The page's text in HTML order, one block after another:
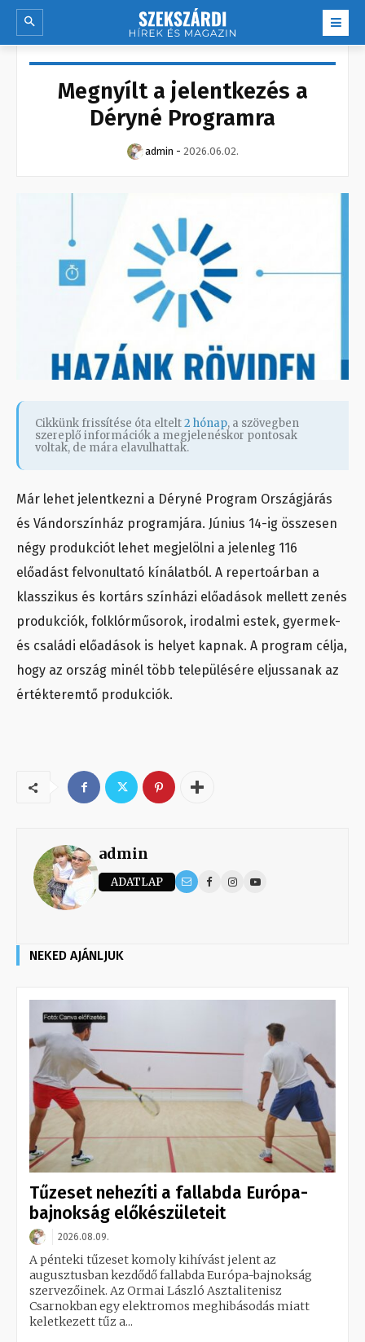
Megnyílt a jelentkezés a
Déryné Programra
admin - 2026.06.02.
Cikkünk frissítése óta eltelt2 hónap, a szövegben
szereplő információk a megjelenéskor pontosak
voltak, de mára elavulhattak.
Már lehet jelentkezni a Déryné Program Országjárás
és Vándorszínház programjára. Június 14-ig összesen
négy produkciót lehet megjelölni a jelenleg 116
előadást felvonultató kínálatból. A repertoárban a
klasszikus és kortárs színházi előadások mellett zenés
produkciók, folklórműsorok, irodalmi estek, gyermek-
és családi előadások is helyet kapnak. A program célja,
hogy az ország minél több településére eljussanak az
értékteremtő produkciók.
admin
ADATLAP
NEKED AJÁNLJUK
Tűzeset nehezíti a fallabda Európa-
bajnokság előkészületeit
2026.08.09.
A pénteki tűzeset komoly kihívást jelent az
augusztusban kezdődő fallabda Európa-bajnokság
szervezőinek. Az Ormai László Asztalitenisz
Csarnokban egy elektromos meghibásodás miatt
keletkezett tűz a...